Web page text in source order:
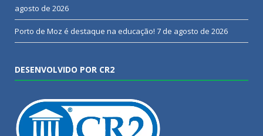
agosto de 2026
Porto de Moz é destaque na educação! 7 de agosto de 2026
DESENVOLVIDO POR CR2